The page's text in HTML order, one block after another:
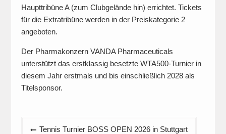
Haupttribüne A (zum Clubgelände hin) errichtet. Tickets
für die Extratribüne werden in der Preiskategorie 2
angeboten.
Der Pharmakonzern VANDA Pharmaceuticals
unterstützt das erstklassig besetzte WTA500-Turnier in
diesem Jahr erstmals und bis einschließlich 2028 als
Titelsponsor.
Beitragsnavigation
Tennis Turnier BOSS OPEN 2026 in Stuttgart